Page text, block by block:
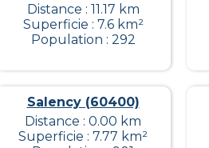
Distance : 11.17 km
Superficie : 7.6 km²
Population : 292
Salency (60400)
Distance : 0.00 km
Superficie : 7.77 km²